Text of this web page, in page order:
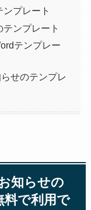
プレート
ンプレート
テンプレー
せのテンプレ
知らせの
料で利用で